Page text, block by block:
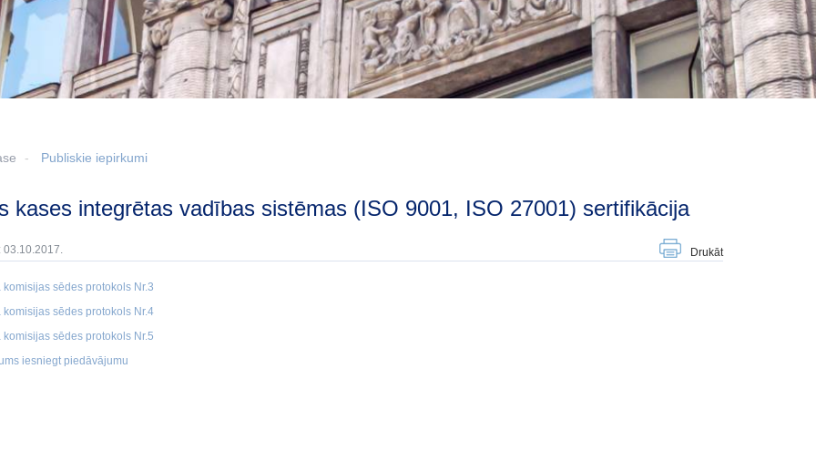
Publiskie iepirkumi
kases integrētas vadības sistēmas (ISO 9001, ISO 27001) sertifikācija
03.10.2017. Drukāt
komisijas sēdes protokols Nr.3
komisijas sēdes protokols Nr.4
komisijas sēdes protokols Nr.5
iesniegt piedāvājumu